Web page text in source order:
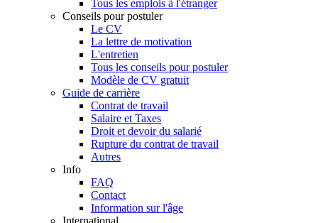
Tous les emplois à l'étranger
Conseils pour postuler
Le CV
La lettre de motivation
L'entretien
Tous les conseils pour postuler
Modèle de CV gratuit
Guide de carrière
Contrat de travail
Salaire et Taxes
Droit et devoir du salarié
Rupture du contrat de travail
Autres
Info
FAQ
Contact
Information sur l'âge
International